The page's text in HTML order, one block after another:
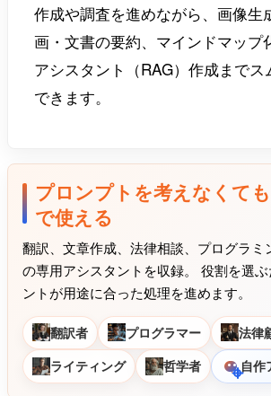
作成や調査を進めながら、画像生
画・文書の要約、マインドマップ
アシスタント（RAG）作成までス
できます。
プロンプトを考えなくて
で使える
翻訳、文章作成、法律相談、プログラミ
の専用アシスタントを収録。 役割を選
ントが用途に合った処理を進めます。
翻訳者 プログラマー
法律
ライティング
哲学者 自作